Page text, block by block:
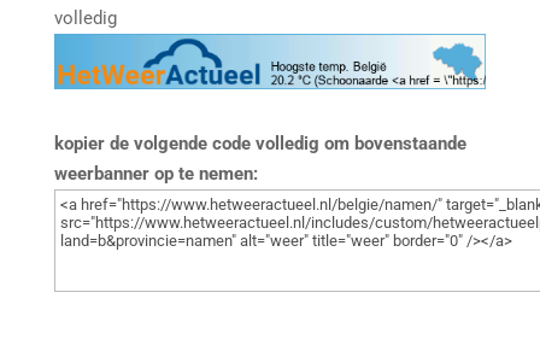
volledig
kopier de volgende code volledig om bovenstaande
weerbanner op te nemen: